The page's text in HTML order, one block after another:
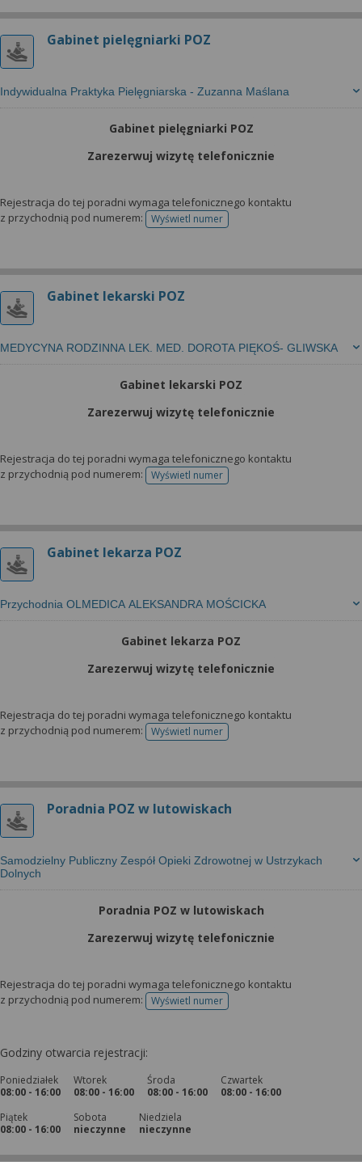
Gabinet pielęgniarki POZ
Indywidualna Praktyka Pielęgniarska - Zuzanna Maślana
Gabinet pielęgniarki POZ
Zarezerwuj wizytę telefonicznie
Rejestracja do tej poradni wymaga telefonicznego kontaktu
z przychodnią pod numerem:
Wyświetl numertelefonu do rejestracji
Gabinet lekarski POZ
MEDYCYNA RODZINNA LEK. MED. DOROTA PIĘKOŚ- GLIWSKA
Gabinet lekarski POZ
Zarezerwuj wizytę telefonicznie
Rejestracja do tej poradni wymaga telefonicznego kontaktu
z przychodnią pod numerem:
Wyświetl numertelefonu do rejestracji
Gabinet lekarza POZ
Przychodnia OLMEDICA ALEKSANDRA MOŚCICKA
Gabinet lekarza POZ
Zarezerwuj wizytę telefonicznie
Rejestracja do tej poradni wymaga telefonicznego kontaktu
z przychodnią pod numerem:
Wyświetl numertelefonu do rejestracji
Poradnia POZ w lutowiskach
Samodzielny Publiczny Zespół Opieki Zdrowotnej w Ustrzykach
Dolnych
Poradnia POZ w lutowiskach
Zarezerwuj wizytę telefonicznie
Rejestracja do tej poradni wymaga telefonicznego kontaktu
z przychodnią pod numerem:
Wyświetl numertelefonu do rejestracji
Godziny otwarcia rejestracji:
Poniedziałek
08:00 - 16:00
Wtorek
08:00 - 16:00
Środa
08:00 - 16:00
Czwartek
08:00 - 16:00
Piątek
08:00 - 16:00
Sobota
nieczynne
Niedziela
nieczynne